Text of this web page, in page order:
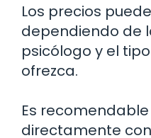
Los precios
dependiendo de
psicólogo y el
ofrezca.
Es
directamente